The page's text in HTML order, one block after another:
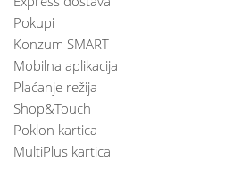
Pokupi
Konzum SMART
Mobilna aplikacija
Plaćanje režija
Shop&Touch
Poklon kartica
MultiPlus kartica